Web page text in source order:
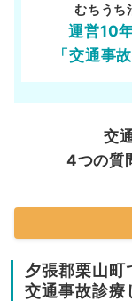
むちうち
運営10
「交通事
交
4つの質
夕張郡栗山町
交通事故診療